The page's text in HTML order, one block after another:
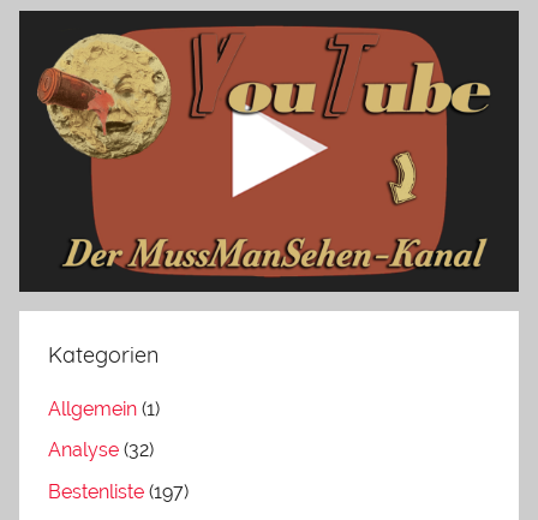
Kategorien
Allgemein (1)
Analyse (32)
Bestenliste (197)